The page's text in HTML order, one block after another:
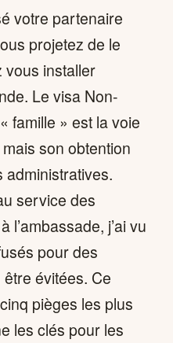
votre partenaire
projetez de le
vous installer
Le visa Non-
famille » est la voie
son obtention
administratives.
service des
l’ambassade, j’ai vu
pour des
évitées. Ce
pièges les plus
les clés pour les